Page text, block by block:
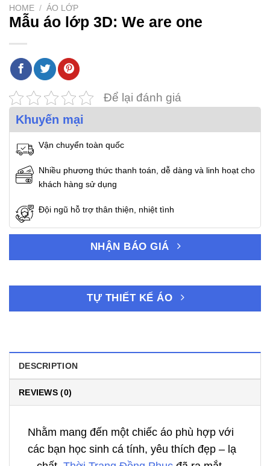
HOME / ÁO LỚP
Mẫu áo lớp 3D: We are one
Để lại đánh giá
Khuyến mại
Vận chuyển toàn quốc
Nhiều phương thức thanh toán, dễ dàng và linh hoạt cho
khách hàng sử dụng
Đội ngũ hỗ trợ thân thiện, nhiệt tình
NHẬN BÁO GIÁ
TỰ THIẾT KẾ ÁO
DESCRIPTION
REVIEWS (0)
Nhằm mang đến một chiếc áo phù hợp với
các bạn học sinh cá tính, yêu thích đẹp – lạ